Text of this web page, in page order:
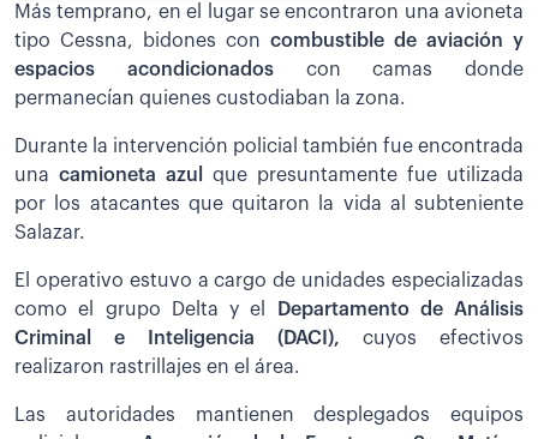
Más temprano, en el lugar se encontraron una avioneta
tipo Cessna, bidones con combustible de aviación y
espacios acondicionados con camas donde
permanecían quienes custodiaban la zona.
Durante la intervención policial también fue encontrada
una camioneta azul que presuntamente fue utilizada
por los atacantes que quitaron la vida al subteniente
Salazar.
El operativo estuvo a cargo de unidades especializadas
como el grupo Delta y el
Departamento de Análisis
Criminal e Inteligencia (DACI), cuyos efectivos
realizaron rastrillajes en el área.
Las autoridades mantienen desplegados equipos